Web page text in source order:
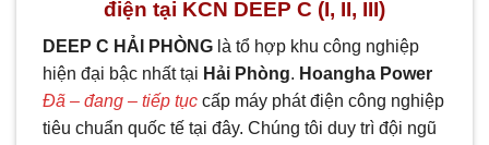
điện tại KCN DEEP C (I, II, III)
DEEP C HẢI PHÒNG là tổ hợp khu công nghiệp
hiện đại bậc nhất tại Hải Phòng. Hoangha Power
Đã – đang – tiếp tục cấp máy phát điện công nghiệp
tiêu chuẩn quốc tế tại đây. Chúng tôi duy trì đội ngũ